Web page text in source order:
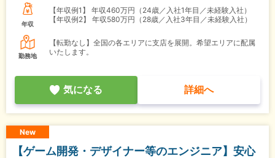
年収
【年収例1】
年収460万円（24歳／入社1年目／未経験入社）
【年収例2】
年収580万円（28歳／入社3年目／未経験入社）
勤務地
【転勤なし】全国の各エリアに支店を展開。希望エリアに配属
いたします。
気になる 詳細へ
New
【ゲーム開発・デザイナー等のエンジニア】安心